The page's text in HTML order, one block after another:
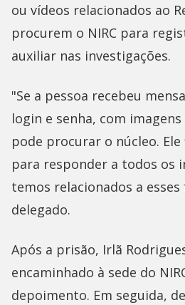
ou vídeos relacionados ao
procurem o NIRC para
auxiliar nas investigações.
"Se a pessoa recebeu
login e senha, com
pode procurar o núcleo.
para responder a todos os
temos relacionados a
delegado.
Após a prisão, Irlã
encaminhado à sede do
depoimento. Em seguida,